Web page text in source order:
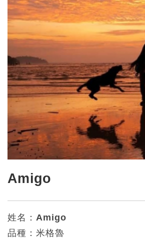
Amigo
姓名：Amigo
品種：米格魯